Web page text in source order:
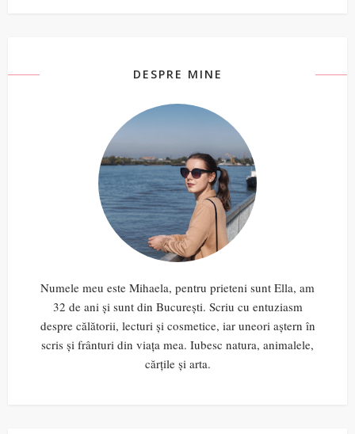
DESPRE MINE
Numele meu este Mihaela, pentru prieteni sunt Ella, am
32 de ani și sunt din București. Scriu cu entuziasm
despre călătorii, lecturi și cosmetice, iar uneori aștern în
scris și frânturi din viața mea. Iubesc natura, animalele,
cărțile și arta.